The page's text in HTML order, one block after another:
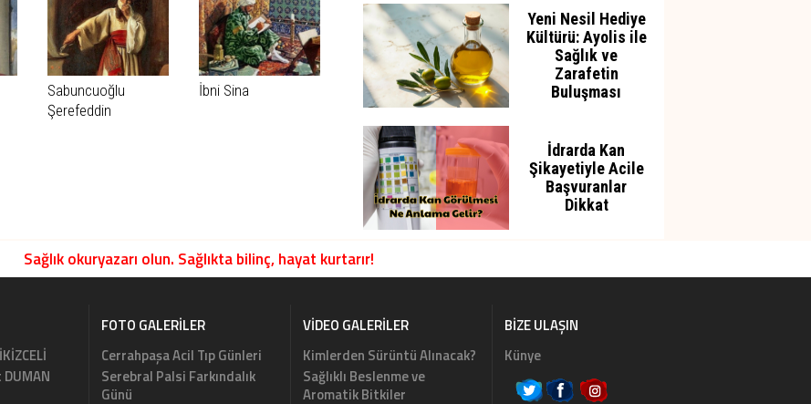
Sabuncuoğlu
Şerefeddin
İbni Sina
Yeni Nesil Hediye
Kültürü: Ayolis ile
Sağlık ve
Zarafetin
Buluşması
İdrarda Kan
Şikayetiyle Acile
Başvuranlar
Dikkat
Sağlık okuryazarı olun. Sağlıkta bilinç, hayat kurtarır!
FOTO GALERILER
Cerrahpaşa Acil Tıp Günleri
Serebral Palsi Farkındalık
Günü
VIDEO GALERILER
Kimlerden Sürüntü Alınacak?
Sağlıklı Beslenme ve
Aromatik Bitkiler
BIZE ULAŞIN
Künye